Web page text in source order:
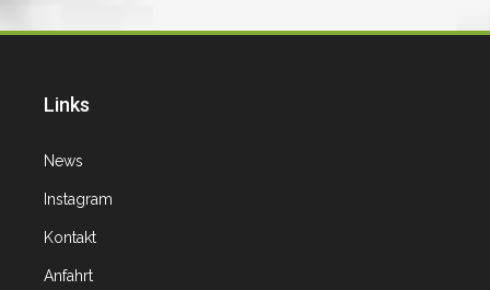
Links
News
Instagram
Kontakt
Anfahrt